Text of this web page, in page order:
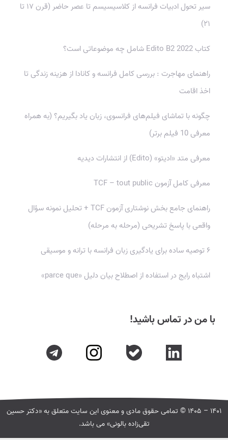
سیر تحول ادبیات فرانسه از کلاسیسیسم تا عصر حاضر (قرن ۱۷ تا
۲۱)
کتاب Edito B2 2022 شامل چه موضوعاتی است؟
راهنمای مهاجرت : بررسی کامل فرانسه و کانادا از هزینه زندگی تا
اخذ اقامت
چگونه با تماشای فیلم‌های فرانسوی، زبان یاد بگیریم؟ (به همراه
معرفی 10 فیلم برتر)
معرفی متد «ادیتو» (Edito) از انتشارات دیدیه
معرفی کامل آزمون TCF – tout public
راهنمای جامع بخش نوشتاری آزمون TCF + تحلیل نمونه سؤال
واقعی با پاسخ تشریحی (مرحله به مرحله)
۶ توصیه ساده برای یادگیری زبان فرانسه با ترانه و موسیقی
اشتباه رایج در استفاده از اصطلاح بیان دلیل «parce que»
با من در تماس باشید!
۱۴۰۱ –
۱۴۰۵ © تمامی حقوق مادی و معنوی این سایت متعلق به «دکتر حسین
تقی‌زاده بالونی» می باشد.